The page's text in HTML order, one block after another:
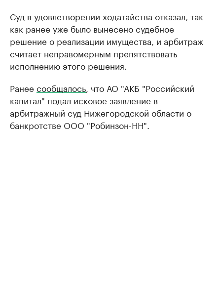
Суд в удовлетворении ходатайства отказал, так
как ранее уже было вынесено судебное
решение о реализации имущества, и арбитраж
считает неправомерным препятствовать
исполнению этого решения.
Ранее сообщалось , что АО "АКБ "Российский
капитал" подал исковое заявление в
арбитражный суд Нижегородской области о
банкротстве ООО "Робинзон-НН".